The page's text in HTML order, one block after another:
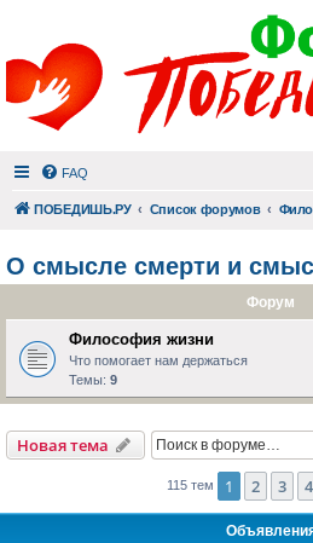
FAQ
ПОБЕДИШЬ.РУ Список форумов
О смысле смерти и
Форум
Философия жизни
Что помогает нам держаться
Темы: 9
Новая тема
115 тем 1 2 3 4